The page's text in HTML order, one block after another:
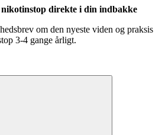
direkte i din indbakke
om den nyeste viden og praksis
3-4 gange årligt.